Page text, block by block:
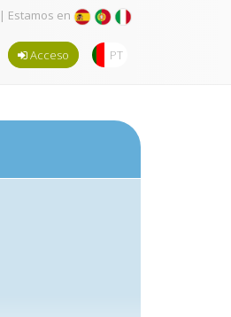
| Estamos en
Acceso PT